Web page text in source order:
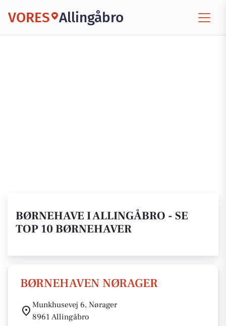
VORES Allingåbro
BØRNEHAVE I ALLINGÅBRO - SE
TOP 10 BØRNEHAVER
BØRNEHAVEN NØRAGER
Munkhusevej 6, Nørager
8961 Allingåbro